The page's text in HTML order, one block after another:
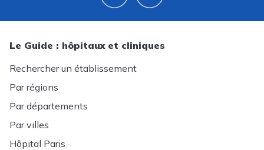
Le Guide : hôpitaux et cliniques
Rechercher un établissement
Par régions
Par départements
Par villes
Hôpital Paris